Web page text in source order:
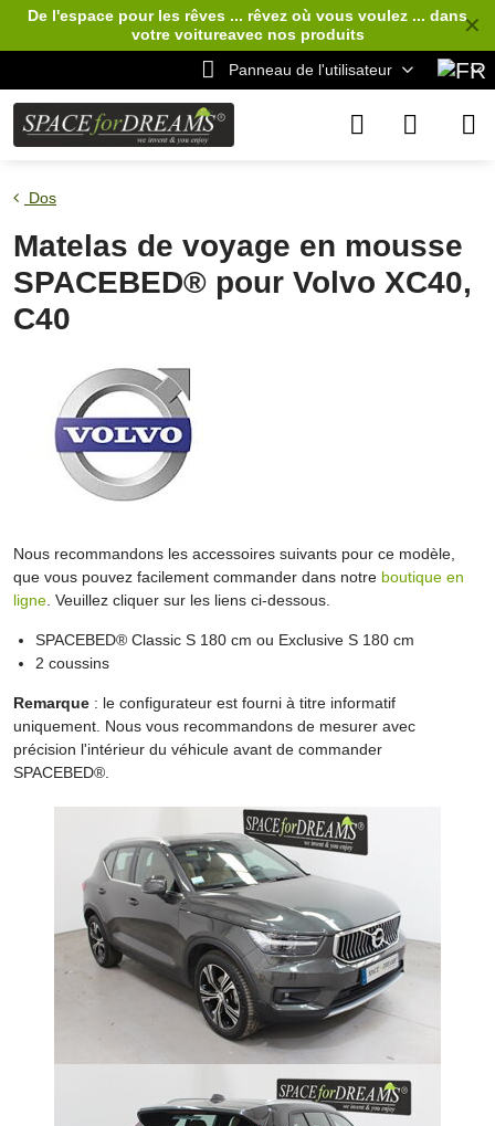
✕
De l'espace pour les rêves ... rêvez où vous voulez ... dans
votre voitureavec nos produits
Panneau de l'utilisateur
Dos
Matelas de voyage en mousse
SPACEBED® pour Volvo XC40,
C40
Nous recommandons les accessoires suivants pour ce modèle,
que vous pouvez facilement commander dans notre boutique en
ligne . Veuillez cliquer sur les liens ci-dessous.
SPACEBED® Classic S 180 cm ou Exclusive S 180 cm
2 coussins
Remarque : le configurateur est fourni à titre informatif
uniquement. Nous vous recommandons de mesurer avec
précision l'intérieur du véhicule avant de commander
SPACEBED®.